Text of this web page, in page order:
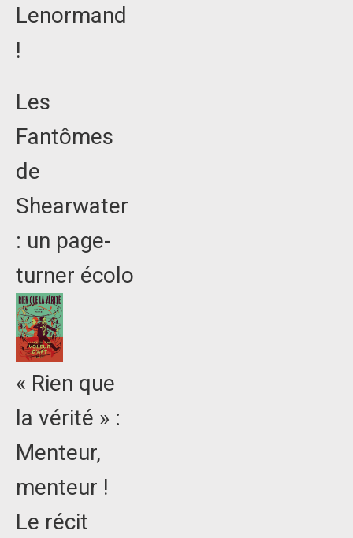
Lenormand
!
Les
Fantômes
de
Shearwater
: un page-
turner écolo
« Rien que
la vérité » :
Menteur,
menteur !
Le récit